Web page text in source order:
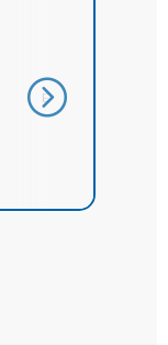
EQUIPOS DE